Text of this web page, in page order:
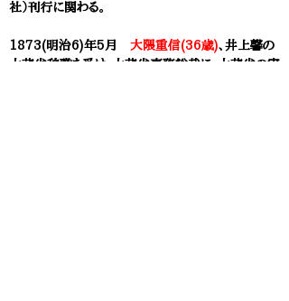
社）刊行に関わる。
1873(明治6)年5月 大隈重信(36歳)、井上馨の
大蔵省辞職を受け、大蔵省事務総裁に。大蔵省の実